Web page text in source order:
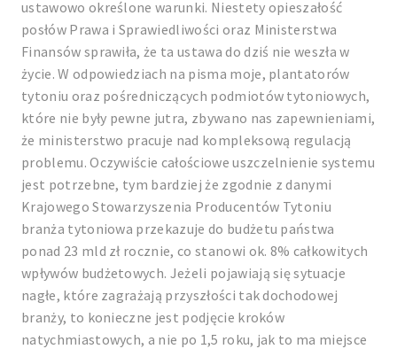
ustawowo określone warunki. Niestety opieszałość
posłów Prawa i Sprawiedliwości oraz Ministerstwa
Finansów sprawiła, że ta ustawa do dziś nie weszła w
życie. W odpowiedziach na pisma moje, plantatorów
tytoniu oraz pośredniczących podmiotów tytoniowych,
które nie były pewne jutra, zbywano nas zapewnieniami,
że ministerstwo pracuje nad kompleksową regulacją
problemu. Oczywiście całościowe uszczelnienie systemu
jest potrzebne, tym bardziej że zgodnie z danymi
Krajowego Stowarzyszenia Producentów Tytoniu
branża tytoniowa przekazuje do budżetu państwa
ponad 23 mld zł rocznie, co stanowi ok. 8% całkowitych
wpływów budżetowych. Jeżeli pojawiają się sytuacje
nagłe, które zagrażają przyszłości tak dochodowej
branży, to konieczne jest podjęcie kroków
natychmiastowych, a nie po 1,5 roku, jak to ma miejsce